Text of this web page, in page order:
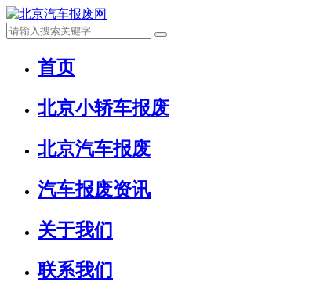
首页
北京小轿车报废
北京汽车报废
汽车报废资讯
关于我们
联系我们